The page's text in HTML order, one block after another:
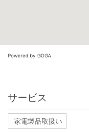
Powered by GOGA
サービス
家電製品取扱い